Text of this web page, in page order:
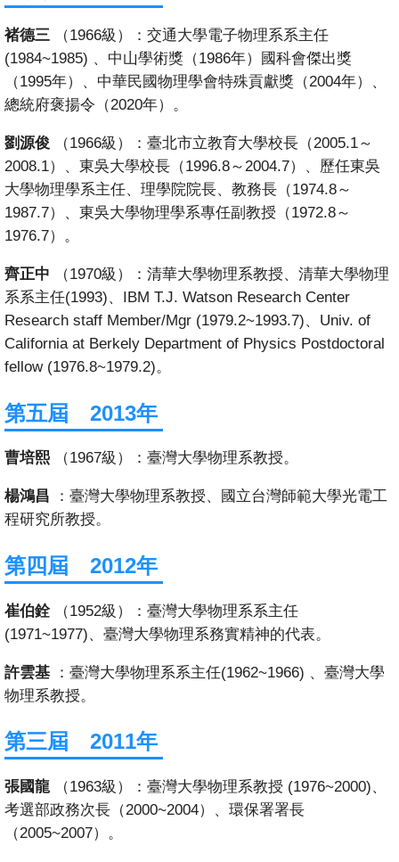
褚德三 （1966級）：交通大學電子物理系系主任
(1984~1985) 、中山學術獎（1986年）國科會傑出獎
（1995年）、中華民國物理學會特殊貢獻獎（2004年）、
總統府褒揚令（2020年）。
劉源俊
（1966級）：臺北市立教育大學校長（2005.1～
2008.1）、東吳大學校長（1996.8～2004.7）、歷任東吳
大學物理學系主任、理學院院長、教務長（1974.8～
1987.7）、東吳大學物理學系專任副教授（1972.8～
1976.7）。
齊正中
（1970級）：清華大學物理系教授、清華大學物理
系系主任(1993)、IBM T.J. Watson Research Center
Research staff Member/Mgr (1979.2~1993.7)、Univ. of
California at Berkely Department of Physics Postdoctoral
fellow (1976.8~1979.2)。
第五屆 2013年
曹培熙 （1967級）：臺灣大學物理系教授。
楊鴻昌
：臺灣大學物理系教授、國立台灣師範大學光電工
程研究所教授。
第四屆 2012年
崔伯銓（1952級）：臺灣大學物理系系主任
(1971~1977)、臺灣大學物理系務實精神的代表。
許雲基
：臺灣大學物理系系主任(1962~1966) 、臺灣大學
物理系教授。
第三屆 2011年
張國龍（1963級）：臺灣大學物理系教授 (1976~2000)、
考選部政務次長（2000~2004）、環保署署長
（2005~2007）。